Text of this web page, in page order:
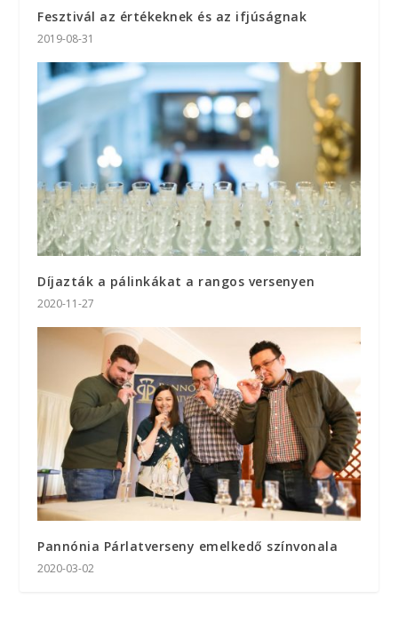
Fesztivál az értékeknek és az ifjúságnak
2019-08-31
Díjazták a pálinkákat a rangos versenyen
2020-11-27
Pannónia Párlatverseny emelkedő színvonala
2020-03-02